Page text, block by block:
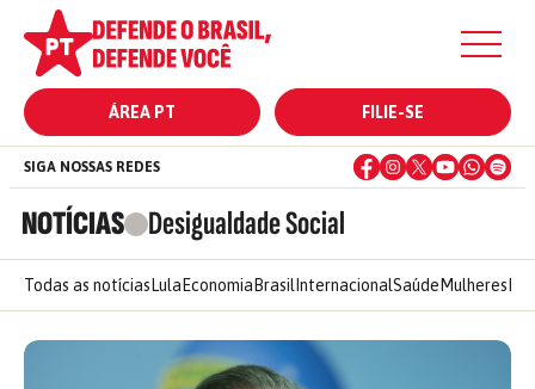
ÁREA PT FILIE-SE
NOTÍCIAS Desigualdade Social
SIGA NOSSAS REDES
Todas as notícias Lula Economia Brasil InternacionalSaúde Mulheres